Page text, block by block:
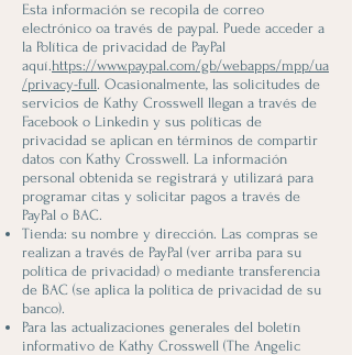
Esta información se recopila de correo
electrónico oa través de paypal. Puede acceder a
la Política de privacidad de PayPal
aquí.https://www.paypal.com/gb/webapps/mpp/ua
/privacy-full. Ocasionalmente, las solicitudes de
servicios de Kathy Crosswell llegan a través de
Facebook o Linkedin y sus políticas de
privacidad se aplican en términos de compartir
datos con Kathy Crosswell. La información
personal obtenida se registrará y utilizará para
programar citas y solicitar pagos a través de
PayPal o BAC.
Tienda: su nombre y dirección. Las compras se
realizan a través de PayPal (ver arriba para su
política de privacidad) o mediante transferencia
de BAC (se aplica la política de privacidad de su
banco).
Para las actualizaciones generales del boletín
informativo de Kathy Crosswell (The Angelic